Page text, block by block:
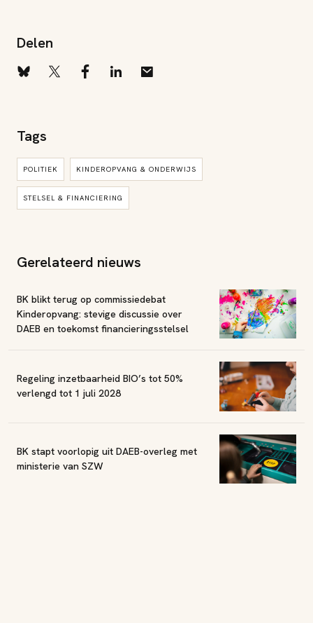
Delen
Tags
POLITIEK KINDEROPVANG & ONDERWIJS
STELSEL & FINANCIERING
Gerelateerd nieuws
BK blikt terug op commissiedebat
Kinderopvang: stevige discussie over
DAEB en toekomst financieringsstelsel
Regeling inzetbaarheid BIO’s tot 50%
verlengd tot 1 juli 2028
BK stapt voorlopig uit DAEB-overleg met
ministerie van SZW